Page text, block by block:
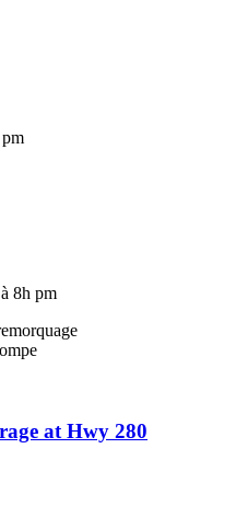
8h pm
at Hwy 280